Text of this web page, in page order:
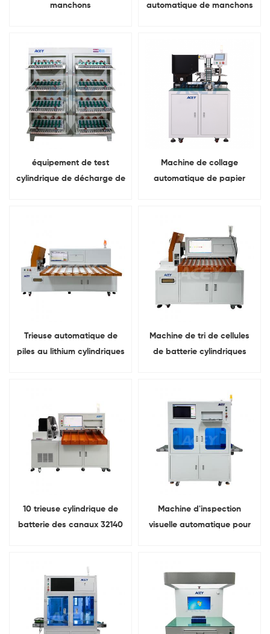
manchons
batteries 18650, 21700 et
26650
automatique de manchons
cylindriques 18650 21700
équipement de test
cylindrique de décharge de
Machine de collage
automatique de papier
cylindrique 32140 33140
Trieuse automatique de
piles au lithium cylindriques
Machine de tri de cellules
de batterie cylindriques
10 trieuse cylindrique de
batterie des canaux 32140
Machine d'inspection
visuelle automatique pour